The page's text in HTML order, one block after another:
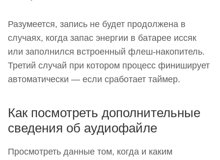
Разумеется, запись не будет продолжена в
случаях, когда запас энергии в батарее иссяк
или заполнился встроенный флеш-накопитель.
Третий случай при котором процесс финиширует
автоматически — если сработает таймер.
Как посмотреть дополнительные
сведения об аудиофайле
Просмотреть данные том, когда и каким